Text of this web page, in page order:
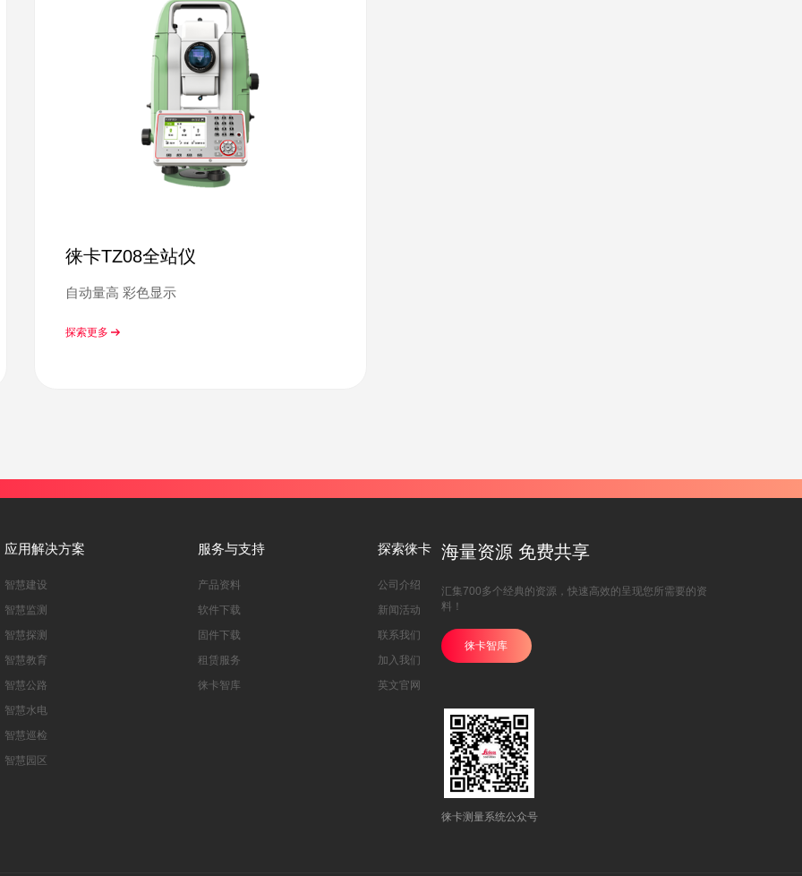
徕卡TZ08全站仪
自动量高 彩色显示
探索更多
应用解决方案
智慧建设
智慧监测
智慧探测
智慧教育
智慧公路
智慧水电
智慧巡检
智慧园区
服务与支持
产品资料
软件下载
固件下载
租赁服务
徕卡智库
探索徕卡
公司介绍
新闻活动
联系我们
加入我们
英文官网
海量资源 免费共享
汇集700多个经典的资源，快速高效的呈现您所需要的资
料！
徕卡智库
徕卡测量系统公众号